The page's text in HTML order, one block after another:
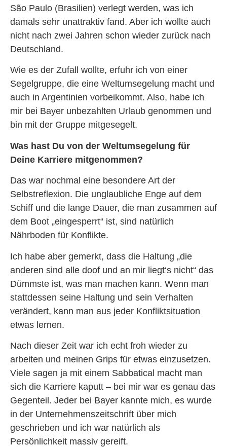
São Paulo (Brasilien) verlegt werden, was ich
damals sehr unattraktiv fand. Aber ich wollte auch
nicht nach zwei Jahren schon wieder zurück nach
Deutschland.
Wie es der Zufall wollte, erfuhr ich von einer
Segelgruppe, die eine Weltumsegelung macht und
auch in Argentinien vorbeikommt. Also, habe ich
mir bei Bayer unbezahlten Urlaub genommen und
bin mit der Gruppe mitgesegelt.
Was hast Du von der Weltumsegelung für
Deine Karriere mitgenommen?
Das war nochmal eine besondere Art der
Selbstreflexion. Die unglaubliche Enge auf dem
Schiff und die lange Dauer, die man zusammen auf
dem Boot „eingesperrt“ ist, sind natürlich
Nährboden für Konflikte.
Ich habe aber gemerkt, dass die Haltung „die
anderen sind alle doof und an mir liegt‘s nicht“ das
Dümmste ist, was man machen kann. Wenn man
stattdessen seine Haltung und sein Verhalten
verändert, kann man aus jeder Konfliktsituation
etwas lernen.
Nach dieser Zeit war ich echt froh wieder zu
arbeiten und meinen Grips für etwas einzusetzen.
Viele sagen ja mit einem Sabbatical macht man
sich die Karriere kaputt – bei mir war es genau das
Gegenteil. Jeder bei Bayer kannte mich, es wurde
in der Unternehmenszeitschrift über mich
geschrieben und ich war natürlich als
Persönlichkeit massiv gereift.